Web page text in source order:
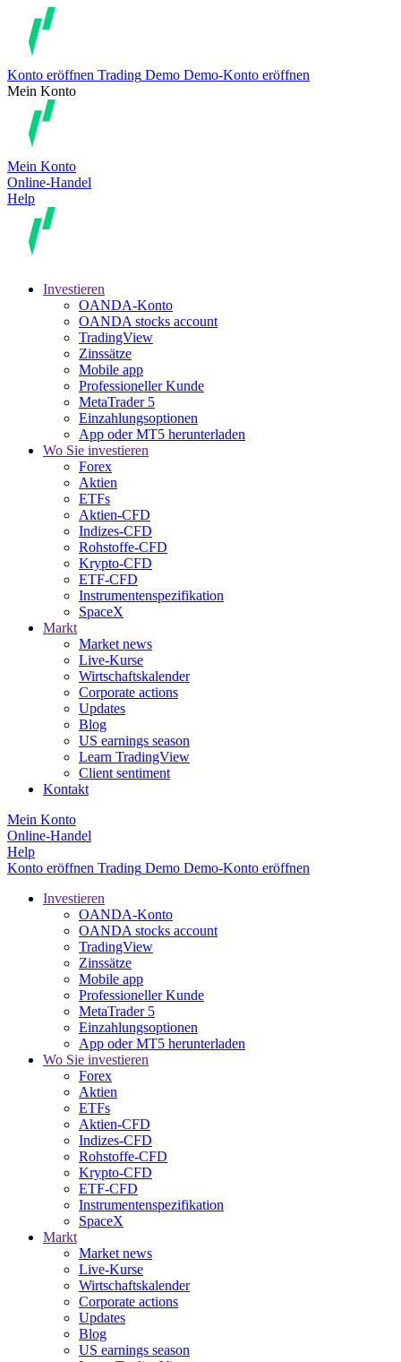
Konto eröffnen Trading Demo Demo-Konto eröffnen
Mein Konto
Mein Konto
Online-Handel
Help
Investieren
OANDA-Konto
OANDA stocks account
TradingView
Zinssätze
Mobile app
Professioneller Kunde
MetaTrader 5
Einzahlungsoptionen
App oder MT5 herunterladen
Wo Sie investieren
Forex
Aktien
ETFs
Aktien-CFD
Indizes-CFD
Rohstoffe-CFD
Krypto-CFD
ETF-CFD
Instrumentenspezifikation
SpaceX
Markt
Market news
Live-Kurse
Wirtschaftskalender
Corporate actions
Updates
Blog
US earnings season
Learn TradingView
Client sentiment
Kontakt
Mein Konto
Online-Handel
Help
Konto eröffnen Trading Demo Demo-Konto eröffnen
Investieren
OANDA-Konto
OANDA stocks account
TradingView
Zinssätze
Mobile app
Professioneller Kunde
MetaTrader 5
Einzahlungsoptionen
App oder MT5 herunterladen
Wo Sie investieren
Forex
Aktien
ETFs
Aktien-CFD
Indizes-CFD
Rohstoffe-CFD
Krypto-CFD
ETF-CFD
Instrumentenspezifikation
SpaceX
Markt
Market news
Live-Kurse
Wirtschaftskalender
Corporate actions
Updates
Blog
US earnings season